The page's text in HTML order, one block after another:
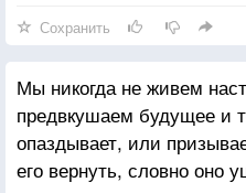
Сохранить
Мы никогда не живем
предвкушаем будущее и
опаздывает, или
его вернуть, словно оно